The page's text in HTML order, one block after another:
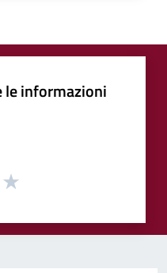
le informazioni